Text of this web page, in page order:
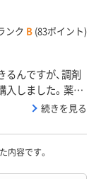
ンク B (83ポイント)
んですが、調剤
入しました。薬局
購入。１００本入
ってます。咳止め
続きを見る
内容です。